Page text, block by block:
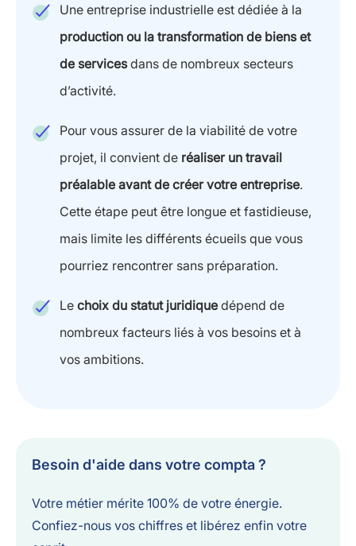
Une entreprise industrielle est dédiée à la
production ou la transformation de biens et
de servicesdans de nombreux secteurs
d’activité.
Pour vous assurer de la viabilité de votre
projet, il convient de réaliser un travail
préalable avant de créer votre entreprise.
Cette étape peut être longue et fastidieuse,
mais limite les différents écueils que vous
pourriez rencontrer sans préparation.
Le choix du statut juridique dépend de
nombreux facteurs liés à vos besoins et à
vos ambitions.
Besoin d'aide dans votre compta ?
Votre métier mérite 100% de votre énergie.
Confiez-nous vos chiffres et libérez enfin votre